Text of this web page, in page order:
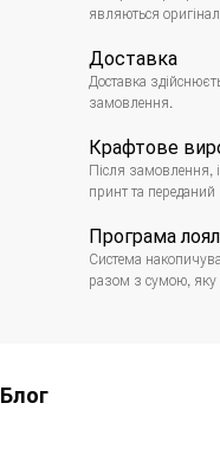
являються
Доставка
Доставка
замовлення.
Крафтове
Після замовлення,
принт та
Програма
Система
разом з сумою, яку
Блог